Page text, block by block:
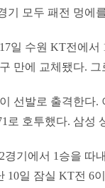
기 모두 패전 멍에
일 수원 KT전에
만에 교체됐다.
선발로 출격한다.
로 호투했다. 삼성
경기에서 1승을 따
10일 잠실 KT전 6